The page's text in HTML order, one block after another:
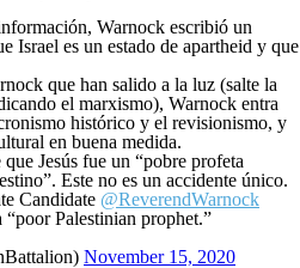
Warnock escribió un
Israel es un estado de apartheid y que
que han salido a la luz (salte la
el marxismo), Warnock entra
histórico y el revisionismo, y
en buena medida.
Jesús fue un “pobre profeta
Este no es un accidente único.
Candidate @ReverendWarnock
“poor Palestinian prophet.”
November 15, 2020